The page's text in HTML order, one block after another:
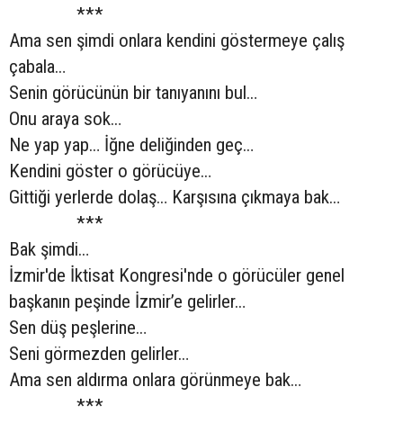
***
Ama sen şimdi onlara kendini göstermeye çalış
çabala…
Senin görücünün bir tanıyanını bul…
Onu araya sok…
Ne yap yap… İğne deliğinden geç…
Kendini göster o görücüye…
Gittiği yerlerde dolaş… Karşısına çıkmaya bak…
***
Bak şimdi…
İzmir'de İktisat Kongresi'nde o görücüler genel
başkanın peşinde İzmir’e gelirler…
Sen düş peşlerine…
Seni görmezden gelirler…
Ama sen aldırma onlara görünmeye bak…
***